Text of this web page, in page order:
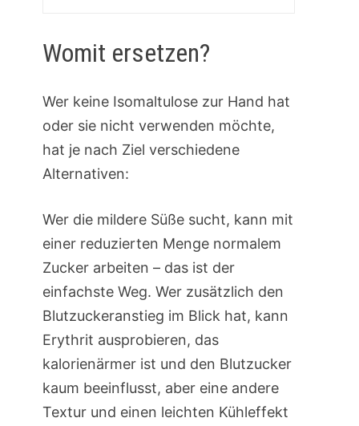
Womit ersetzen?
Wer keine Isomaltulose zur Hand hat
oder sie nicht verwenden möchte,
hat je nach Ziel verschiedene
Alternativen:
Wer die mildere Süße sucht, kann mit
einer reduzierten Menge normalem
Zucker arbeiten – das ist der
einfachste Weg. Wer zusätzlich den
Blutzuckeranstieg im Blick hat, kann
Erythrit ausprobieren, das
kalorienärmer ist und den Blutzucker
kaum beeinflusst, aber eine andere
Textur und einen leichten Kühleffekt